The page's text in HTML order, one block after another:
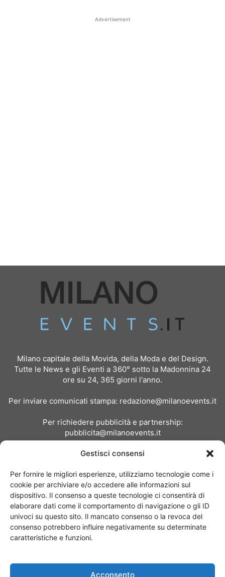
Gestisci consensi
Per fornire le migliori esperienze, utilizziamo tecnologie come i
cookie per archiviare e/o accedere alle informazioni sul
dispositivo. Il consenso a queste tecnologie ci consentirà di
elaborare dati come il comportamento di navigazione o gli ID
univoci su questo sito. Il mancato consenso o la revoca del
consenso potrebbero influire negativamente su determinate
caratteristiche e funzioni.
Acconsento
Advertisement
Milano capitale della Movida, della Moda e del Design.
Tutte le News e gli Eventi a 360° sotto la Madonnina 24
ore su 24, 365 giorni l'anno.
Per inviare comunicati stampa: redazione@milanoevents.it
Per richiedere pubblicità e partnership:
pubblicita@milanoevents.it
Chi siamo I Nostri Clienti